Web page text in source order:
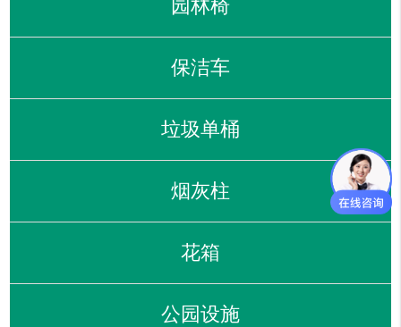
园林椅
保洁车
垃圾单桶
烟灰柱
花箱
公园设施